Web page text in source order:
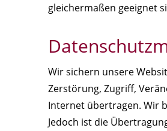
gleichermaßen geeignet
Wir sichern unsere
Zerstörung, Zugriff,
Internet übertragen. Wir
Jedoch ist die